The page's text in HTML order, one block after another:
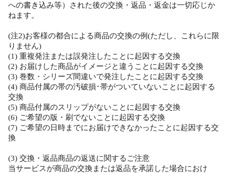
への書き込み等）された後の交換・返品・返金は一切応じか
ねます。
(注2)お客様の都合による商品の交換の例(ただし、これらに限
りません)
(1) 重複発注または誤発注したことに起因する交換
(2) お届けした商品がイメージと違うことに起因する交換
(3) 巻数・シリーズ間違いで発注したことに起因する交換
(4) 商品付属の帯の汚破損･帯がついていないことに起因する
交換
(5) 商品付属のスリップがないことに起因する交換
(6) ご希望の版・刷でないことに起因する交換
(7) ご希望の日時までにお届けできなかったことに起因する交
換
(3) 交換・返品商品の返送に関するご注意
当サービスが商品の交換または返品を承諾した場合におけ